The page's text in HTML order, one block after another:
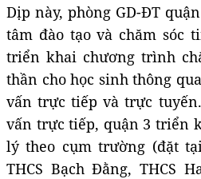
Dịp này, phòng GD-ĐT
tâm đào tạo và chăm sóc
triển khai chương trình
thần cho học sinh thông
vấn trực tiếp và trực
vấn trực tiếp, quận 3 triển
lý theo cụm trường (đặt
THCS Bạch Đằng, THCS